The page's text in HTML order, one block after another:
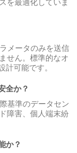
を最適化していま
メータのみを送信
せん。標準的なオ
可能です。
全か？
基準のデータセン
障害、個人端末紛
か？